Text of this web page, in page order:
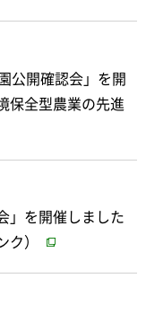
公開確認会」を開
全型農業の先進
」を開催しました
ク）